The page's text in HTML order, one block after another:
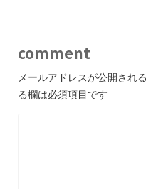
comment
メールアドレスが公開され
る欄は必須項目です